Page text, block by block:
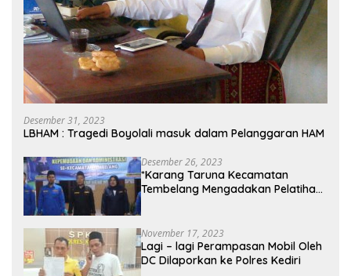
Desember 31, 2023
LBHAM : Tragedi Boyolali masuk dalam Pelanggaran HAM
Desember 26, 2023
*Karang Taruna Kecamatan
Tembelang Mengadakan Pelatihan
November 17, 2023
Lagi – lagi Perampasan Mobil Oleh
DC Dilaporkan ke Polres Kediri